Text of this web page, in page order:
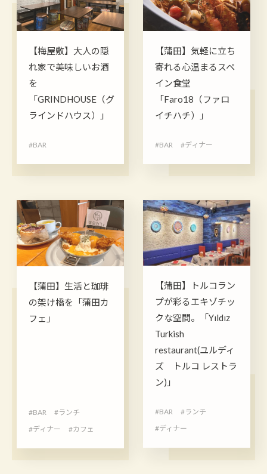
【梅屋敷】大人の隠
れ家で美味しいお酒
を
「GRINDHOUSE（グ
ラインドハウス）」
#BAR
【蒲田】気軽に立ち
寄れる心温まるスペ
イン食堂
「Faro18（ファロ
イチハチ）」
#BAR #ディナー
【蒲田】生活と珈琲
の架け橋を「蒲田カ
フェ」
#BAR
#ランチ
#ディナー
#カフェ
【蒲田】トルコラン
プが彩るエキゾチッ
クな空間。「Yıldız
Turkish
restaurant(ユルディ
ズ トルコ レストラ
ン)」
#BAR
#ランチ
#ディナー